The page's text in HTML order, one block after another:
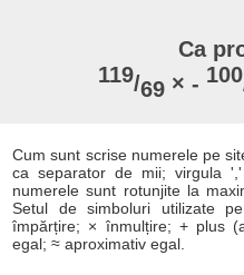
Ca
119/69× - 100
Cum sunt scrise numerele pe
ca separator de mii; virgula
numerele sunt rotunjite la
Setul de simboluri utilizate
împărțire; × înmulțire; + plus
egal; ≈ aproximativ egal.